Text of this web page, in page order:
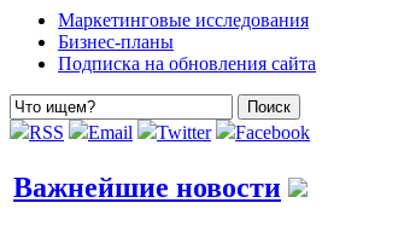
Маркетинговые исследования
Бизнес-планы
Подписка на обновления сайта
RSS Email Twitter Facebook
Важнейшие новости